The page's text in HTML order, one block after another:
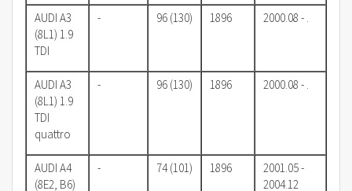
AUDI A3
(8L1) 1.9
TDI
- 96 (130) 1896 2000.08 - .
AUDI A3
(8L1) 1.9
TDI
quattro
- 96 (130) 1896 2000.08 - .
AUDI A4
(8E2, B6)
- 74 (101) 1896
2001.05 -
2004.12